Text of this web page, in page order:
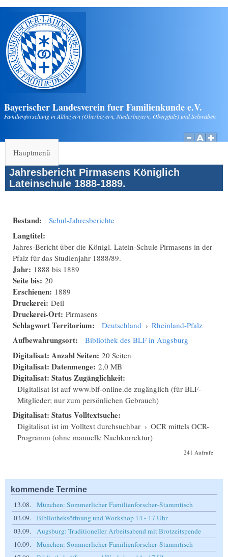
Direkt zum Inhalt
Bayerischer Landesverein fuer Familienkunde e.V.
Familienforschung in Altbayern (Oberbayern, Niederbayern, Oberpfalz) und Schwaben
Hauptmenü
Jahresbericht Pirmasens Königlich
Lateinschule 1888-1889.
Bestand: Schul-Jahresberichte
Langtitel:
Jahres-Bericht über die Königl. Latein-Schule Pirmasens in der
Pfalz für das Studienjahr 1888/89.
Jahr: 1888 bis 1889
Seite bis: 20
Erschienen: 1889
Druckerei: Deil
Druckerei-Ort: Pirmasens
Schlagwort Territorium: Deutschland › Rheinland-Pfalz
Aufbewahrungsort: Bibliothek des BLF in Augsburg
Digitalisat: Anzahl Seiten: 20 Seiten
Digitalisat: Datenmenge: 2,0 MB
Digitalisat: Status Zugänglichkeit:
Digitalisat ist auf www.blf-online.de zugänglich (für BLF-
Mitglieder; nur zum persönlichen Gebrauch)
Digitalisat: Status Volltextsuche:
Digitalisat ist im Volltext durchsuchbar › OCR mittels OCR-
Programm (ohne manuelle Nachkorrektur)
241 Aufrufe
kommende Termine
13.08.
München: Sommerlicher Familienforscher-Stammtisch
03.09.
Bibliotheksöffnung und Workshop 14 - 17 Uhr
03.09.
Augsburg: Traditioneller Arbeitsabend mit Brotzeitspende
10.09.
München: Sommerlicher Familienforscher-Stammtisch